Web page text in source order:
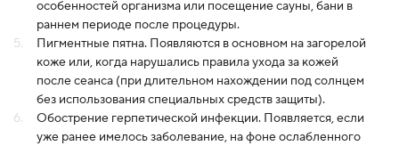
особенностей организма или посещение сауны, бани в
раннем периоде после процедуры.
Пигментные пятна. Появляются в основном на загорелой
коже или, когда нарушались правила ухода за кожей
после сеанса (при длительном нахождении под солнцем
без использования специальных средств защиты).
Обострение герпетической инфекции. Появляется, если
уже ранее имелось заболевание, на фоне ослабленного